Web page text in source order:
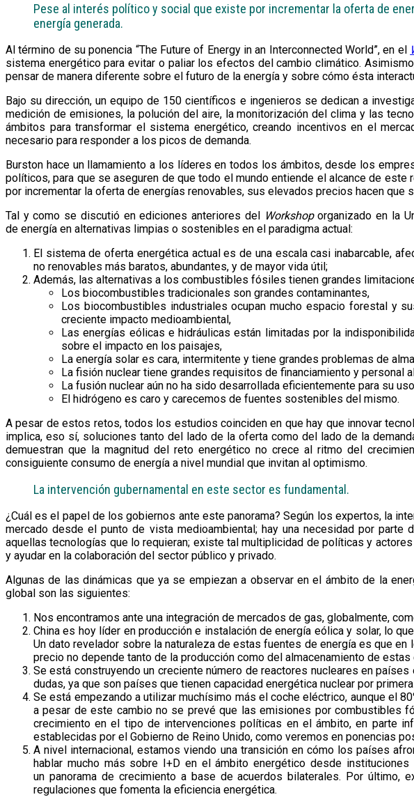
Pese al interés político y social que existe por incrementar la oferta de
energía generada.
Al término de su ponencia “The Future of Energy in an Interconnected World”, en el
sistema energético para evitar o paliar los efectos del cambio climático.
pensar de manera diferente sobre el futuro de la energía y sobre cómo ésta
Bajo su dirección, un equipo de 150 científicos e ingenieros se dedican a
medición de emisiones, la polución del aire, la monitorización del clima y las
ámbitos para transformar el sistema energético, creando incentivos en el
necesario para responder a los picos de demanda.
Burston hace un llamamiento a los líderes en todos los ámbitos, desde los
políticos, para que se aseguren de que todo el mundo entiende el alcance de
por incrementar la oferta de energías renovables, sus elevados precios hacen que
Tal y como se discutió en ediciones anteriores del Workshoporganizado en la
de energía en alternativas limpias o sostenibles en el paradigma actual:
El sistema de oferta energética actual es de una escala casi inabarcable,
no renovables más baratos, abundantes, y de mayor vida útil;
Además, las alternativas a los combustibles fósiles tienen grandes
Los biocombustibles tradicionales son grandes contaminantes,
Los biocombustibles industriales ocupan mucho espacio forestal y
creciente impacto medioambiental,
Las energías eólicas e hidráulicas están limitadas por la
sobre el impacto en los paisajes,
La energía solar es cara, intermitente y tiene grandes problemas de
La fisión nuclear tiene grandes requisitos de financiamiento y personal
La fusión nuclear aún no ha sido desarrollada eficientemente para su
El hidrógeno es caro y carecemos de fuentes sostenibles del mismo.
A pesar de estos retos, todos los estudios coinciden en que hay que innovar
implica, eso sí, soluciones tanto del lado de la oferta como del lado de la
demuestran que la magnitud del reto energético no crece al ritmo del
consiguiente consumo de energía a nivel mundial que invitan al optimismo.
La intervención gubernamental en este sector es fundamental.
¿Cuál es el papel de los gobiernos ante este panorama? Según los expertos, la
mercado desde el punto de vista medioambiental; hay una necesidad por
aquellas tecnologías que lo requieran; existe tal multiplicidad de políticas y
y ayudar en la colaboración del sector público y privado.
Algunas de las dinámicas que ya se empiezan a observar en el ámbito de la
global son las siguientes:
Nos encontramos ante una integración de mercados de gas, globalmente,
China es hoy líder en producción e instalación de energía eólica y solar, lo
Un dato revelador sobre la naturaleza de estas fuentes de energía es que
precio no depende tanto de la producción como del almacenamiento de estas
Se está construyendo un creciente número de reactores nucleares en
dudas, ya que son países que tienen capacidad energética nuclear por
Se está empezando a utilizar muchísimo más el coche eléctrico, aunque el
a pesar de este cambio no se prevé que las emisiones por combustibles
crecimiento en el tipo de intervenciones políticas en el ámbito, en parte
establecidas por el Gobierno de Reino Unido, como veremos en ponencias
A nivel internacional, estamos viendo una transición en cómo los países
hablar mucho más sobre I+D en el ámbito energético desde
un panorama de crecimiento a base de acuerdos bilaterales. Por último,
regulaciones que fomenta la eficiencia energética.